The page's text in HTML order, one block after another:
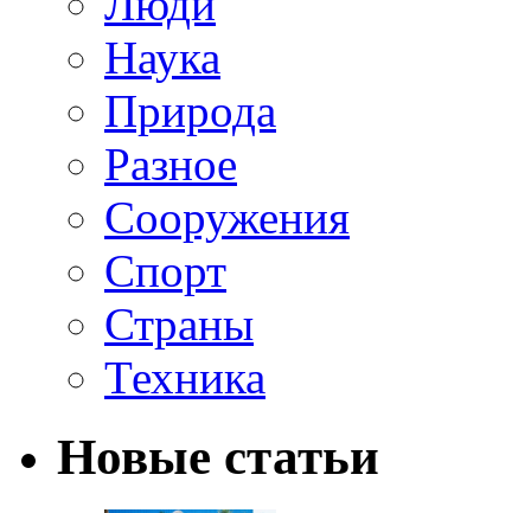
Наука
Природа
Разное
Сооружения
Спорт
Страны
Техника
Новые статьи